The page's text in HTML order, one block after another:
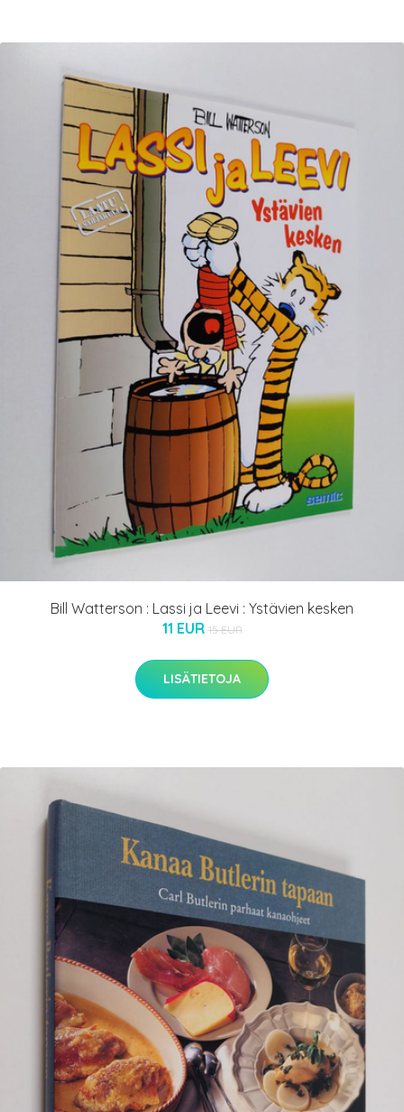
Bill Watterson : Lassi ja Leevi : Ystävien kesken
11 EUR 15 EUR
LISÄTIETOJA